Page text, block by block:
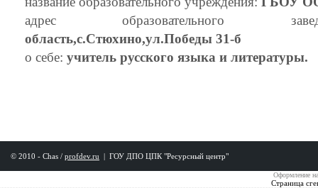
адрес образовательного
область,с.Стюхино,ул.Победы 31-б
о себе: учитель русского языка и литературы.
© 2010 - Chas / profdev.ru | ГОУ ДПО ЦПК "Ресурсный центр"
Оформление
Страница